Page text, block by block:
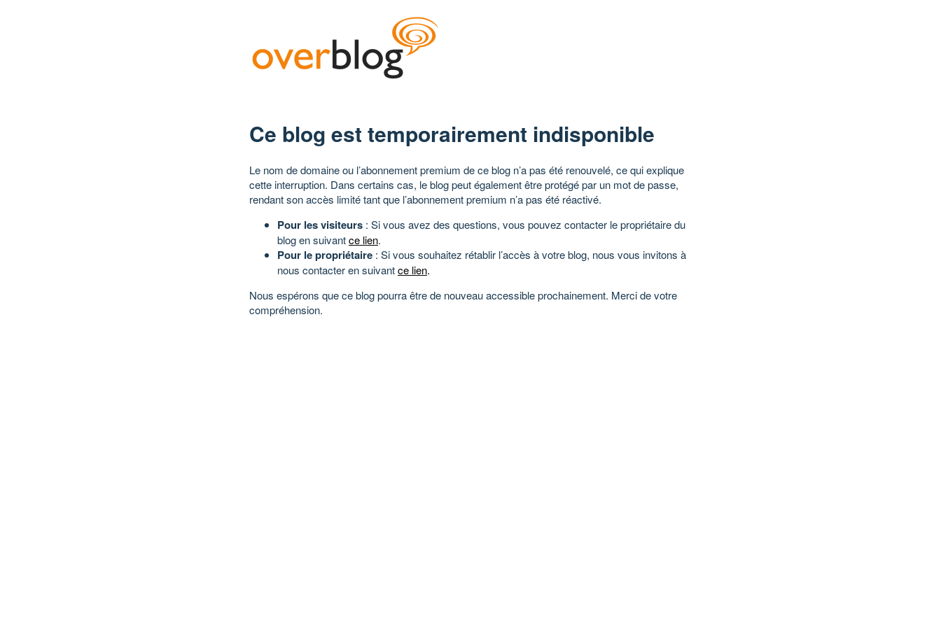
Ce blog est temporairement indisponible
Le nom de domaine ou l’abonnement premium de ce blog n’a pas été renouvelé, ce qui explique
cette interruption. Dans certains cas, le blog peut également être protégé par un mot de passe,
rendant son accès limité tant que l’abonnement premium n’a pas été réactivé.
Pour les visiteurs : Si vous avez des questions, vous pouvez contacter le propriétaire du
blog en suivantce lien.
Pour le propriétaire : Si vous souhaitez rétablir l’accès à votre blog, nous vous invitons à
nous contacter en suivantce lien.
Nous espérons que ce blog pourra être de nouveau accessible prochainement. Merci de votre
compréhension.